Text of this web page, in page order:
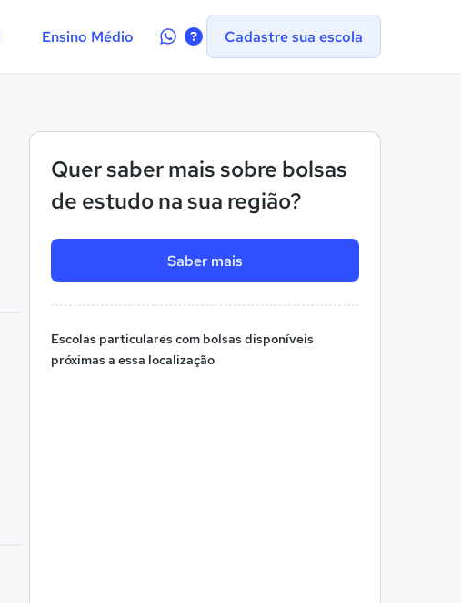
Ensino Médio
Contate-Cadastre sua escola
Quer saber mais sobre bolsas
de estudo na sua região?
Saber mais
Escolas particulares com bolsas disponíveis
próximas a essa localização